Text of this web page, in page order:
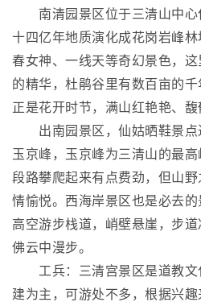
南清园景区位于三清山中心
十四亿年地质演化成花岗岩峰
春女神、一线天等奇幻景色，
的精华，杜鹃谷里有数百亩的
正是花开时节，满山红艳艳、馥
出南园景区，仙姑晒鞋景点
玉京峰，玉京峰为三清山的最
段路攀爬起来有点费劲，但山
情愉悦。西海岸景区也是必去
高空游步栈道，峭壁悬崖，步
佛云中漫步。
工兵：三清宫景区是道教文
建为主，可游处不多，根据兴